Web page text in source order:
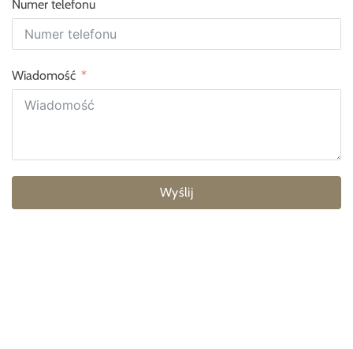
Numer telefonu
Wiadomość
Wyślij